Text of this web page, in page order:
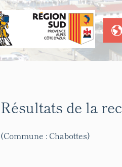
Résultats de la
(Commune : Chabottes)